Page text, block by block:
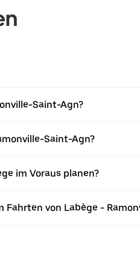
Saint-Agn?
Saint-Agn?
im Voraus planen?
Fahrten von Labège -